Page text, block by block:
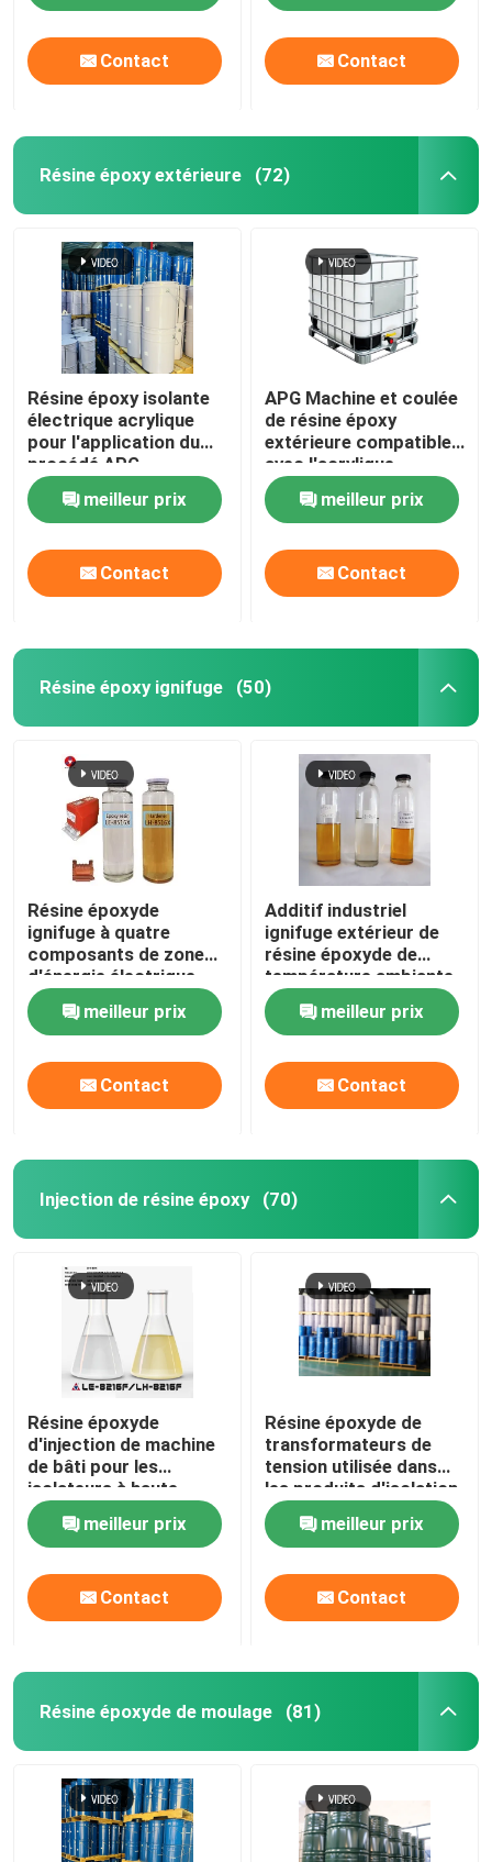
Contact Contact
Résine époxy extérieure (72)
Résine époxy isolante
électrique acrylique
pour l'application du
procédé APG
meilleur prix
Contact
APG Machine et coulée
de résine époxy
extérieure compatible
avec l'acrylique
meilleur prix
Contact
Résine époxy ignifuge (50)
Résine époxyde
ignifuge à quatre
composants de zone
d'énergie électrique
pour CT/PT
meilleur prix
Contact
Additif industriel
ignifuge extérieur de
résine époxyde de
température ambiante
meilleur prix
Contact
Injection de résine époxy (70)
Résine époxyde
d'injection de machine
de bâti pour les
isolateurs à haute
tension
meilleur prix
Contact
Résine époxyde de
transformateurs de
tension utilisée dans
les produits d'isolation
de puissance à haute
tensionmeilleur prix
Contact
Résine époxyde de moulage (81)